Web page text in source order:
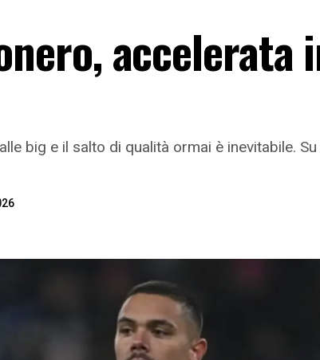
accelerata
big e il salto di qualità ormai è inevitabile.